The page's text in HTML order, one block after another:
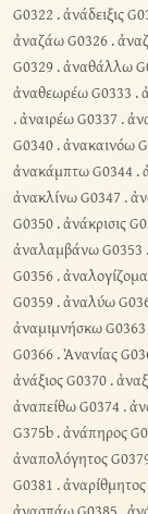
G0322 .ἀνάδειξις
ἀναζάω G0326.
G0329.ἀναθάλλω
ἀναθεωρέω G0333 .
.ἀναιρέω G0337.
G0340.ἀνακαινόω
ἀνακάμπτω G0344 .
ἀνακλίνω G0347.
G0350.ἀνάκρισις
ἀναλαμβάνω G0353 .
G0356.
G0359.ἀναλύω
ἀναμιμνήσκω G0363
G0366.Ἀνανίας
ἀνάξιος G0370.
ἀναπείθω G0374 .
G375b.ἀνάπηρος
ἀναπολόγητος
G0381 .